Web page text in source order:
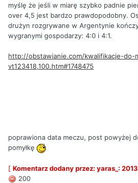
myślę że jeśli w miarę szybko padnie
over 4,5 jest bardzo prawdopodobny.
drużyn rozgrywane w Argentynie
wygranymi gospodarzy: 4:0 i 4:1.
http://obstawianie.com/kwalifikacje-do-
vt123418,100.htm#1748475
poprawiona data meczu, post powyżej
pomyłkę
[ Komentarz dodany przez: yaras_:
200